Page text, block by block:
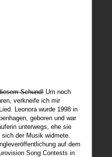
Schund!Um noch
verkneife ich mir
Leonora wurde 1998 in
geboren und war
unterwegs, ehe sie
der Musik widmete.
auf dem
Song Contests in